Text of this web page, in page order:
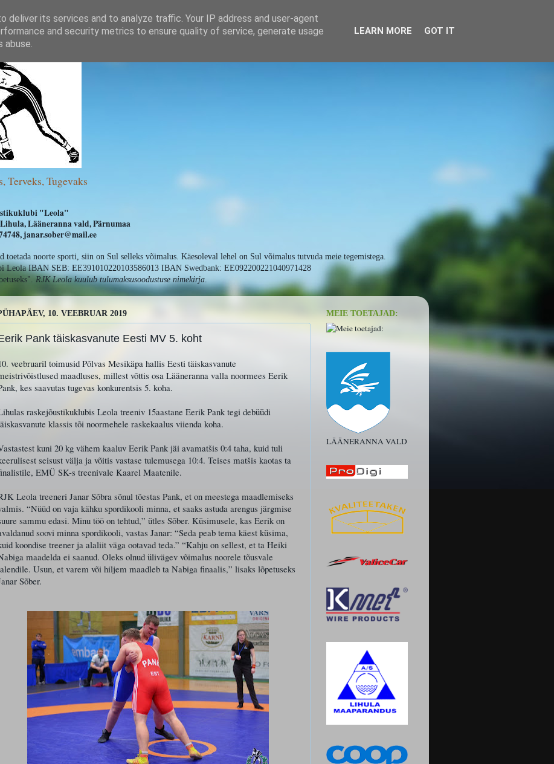
Terveks, Tugevaks
"Leola"
Lääneranna vald, Pärnumaa
janar.sober@mail.ee
noorte sporti, siin on Sul selleks võimalus. Käesoleval lehel on Sul võimalus tutvuda meie tegemistega.
Leola IBAN SEB: EE391010220103586013 IBAN Swedbank: EE092200221040971428
RJK Leolakuulub tulumaksusoodustuse nimekirja
10. VEEBRUAR 2019
Pank täiskasvanute Eesti MV 5. koht
veebruaril toimusid Põlvas Mesikäpa hallis Eesti täiskasvanute
maadluses, millest võttis osa Lääneranna valla noormees Eerik
kes saavutas tugevas konkurentsis 5. koha.
raskejõustikuklubis Leola treeniv 15aastane Eerik Pank tegi debüüdi
klassis tõi noormehele raskekaalus viienda koha.
kuni 20 kg vähem kaaluv Eerik Pank jäi avamatšis 0:4 taha, kuid tuli
seisust välja ja võitis vastase tulemusega 10:4. Teises matšis kaotas ta
EMÜ SK-s treenivale Kaarel Maatenile.
Leola treeneri Janar Sõbra sõnul tõestas Pank, et on meestega maadlemiseks
“Nüüd on vaja kähku spordikooli minna, et saaks astuda arengus järgmise
sammu edasi. Minu töö on tehtud,” ütles Sõber. Küsimusele, kas Eerik on
soovi minna spordikooli, vastas Janar: “Seda peab tema käest küsima,
koondise treener ja alaliit väga ootavad teda.” “Kahju on sellest, et ta Heiki
maadelda ei saanud. Oleks olnud ülivägev võimalus noorele tõusvale
Usun, et varem või hiljem maadleb ta Nabiga finaalis,” lisaks lõpetuseks
Sõber.
MEIE TOETAJAD:
LÄÄNERANNA VALD
deliver its services and to analyze traffic. Your IP address and user-agent
and security metrics to ensure quality of service, generate usage
abuse.
LEARN MORE GOT IT